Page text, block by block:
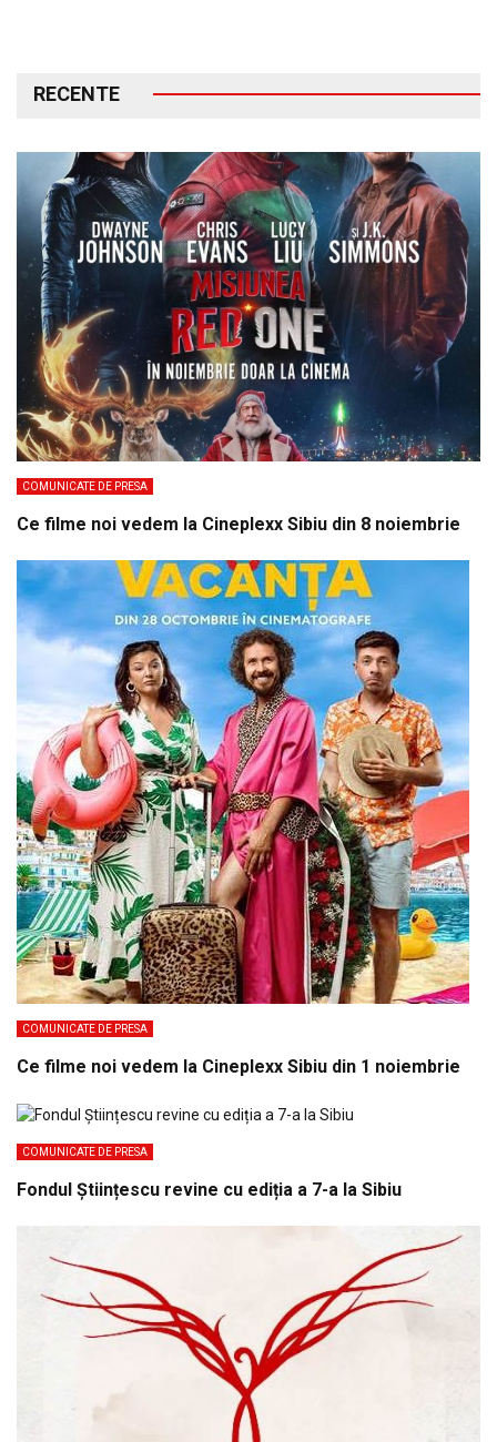
RECENTE
COMUNICATE DE PRESA
Ce filme noi vedem la Cineplexx Sibiu din 8 noiembrie
COMUNICATE DE PRESA
Ce filme noi vedem la Cineplexx Sibiu din 1 noiembrie
COMUNICATE DE PRESA
Fondul Științescu revine cu ediția a 7-a la Sibiu